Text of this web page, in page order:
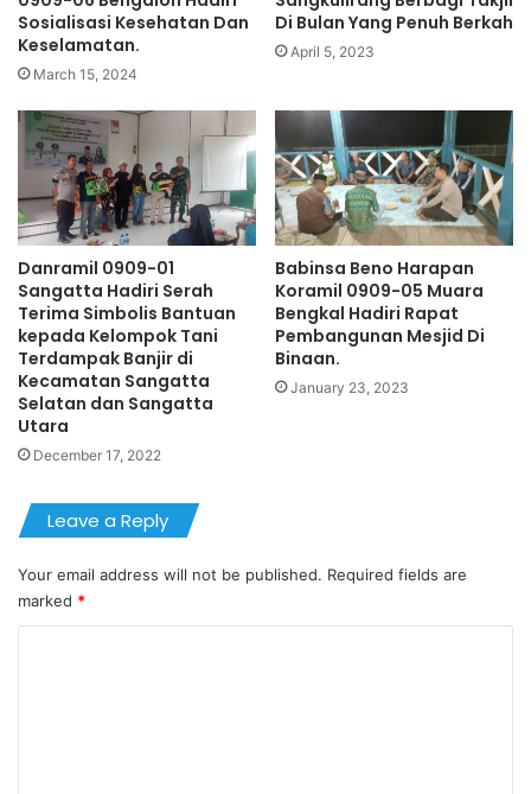
Sosialisasi Kesehatan Dan
Keselamatan.
March 15, 2024
Di Bulan Yang Penuh Berkah
April 5, 2023
Danramil 0909-01
Sangatta Hadiri Serah
Terima Simbolis Bantuan
kepada Kelompok Tani
Terdampak Banjir di
Kecamatan Sangatta
Selatan dan Sangatta
Utara
December 17, 2022
Babinsa Beno Harapan
Koramil 0909-05 Muara
Bengkal Hadiri Rapat
Pembangunan Mesjid Di
Binaan.
January 23, 2023
Leave a Reply
Your email address will not be published. Required fields are
marked *